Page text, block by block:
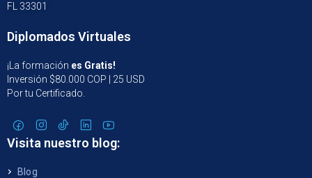
FL 33301
Diplomados Virtuales
¡La formación es Gratis!
Inversión $80.000 COP | 25 USD
Por tu Certificado.
Visita nuestro blog:
Blog